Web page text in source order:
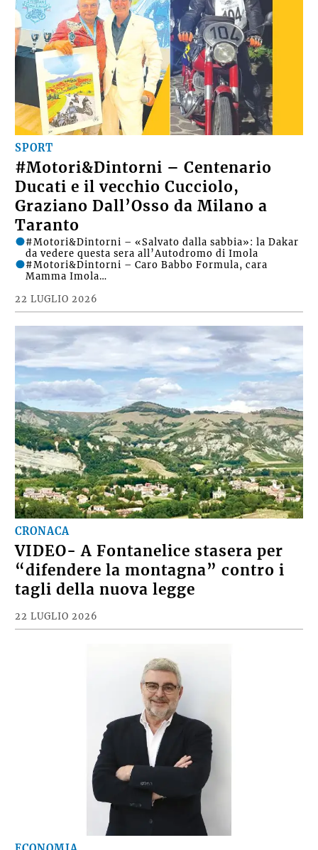
SPORT
#Motori&Dintorni – Centenario
Ducati e il vecchio Cucciolo,
Graziano Dall’Osso da Milano a
Taranto
22 LUGLIO 2026
#Motori&Dintorni – «Salvato dalla sabbia»: la Dakar
da vedere questa sera all’Autodromo di Imola
#Motori&Dintorni – Caro Babbo Formula, cara
Mamma Imola…
CRONACA
VIDEO- A Fontanelice stasera per
“difendere la montagna” contro i
tagli della nuova legge
22 LUGLIO 2026